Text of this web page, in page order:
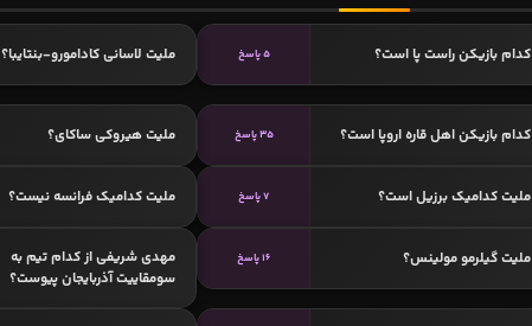
کدام بازیکن راست پا است؟ 5 پاسخ ملیت لاسانی کادامورو-بنتایبا؟
کدام بازیکن اهل قاره اروپا است؟ 35 پاسخ ملیت هیروکی ساکای؟
ملیت کدامیک برزیل است؟ 7 پاسخ ملیت کدامیک فرانسه نیست؟
ملیت گیلرمو مولینس؟ 16 پاسخ
مهدی شریفی از کدام تیم به
سومقاییت آذربایجان پیوست؟